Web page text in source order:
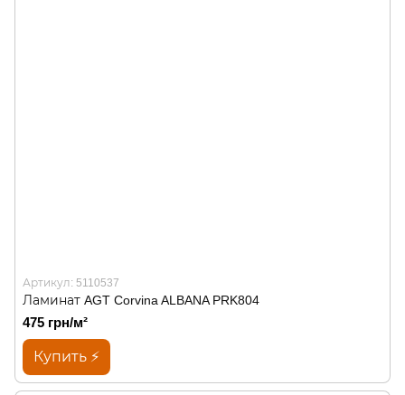
Артикул: 5110537
Ламинат AGT Corvina ALBANA PRK804
475 грн/м²
Купить ⚡